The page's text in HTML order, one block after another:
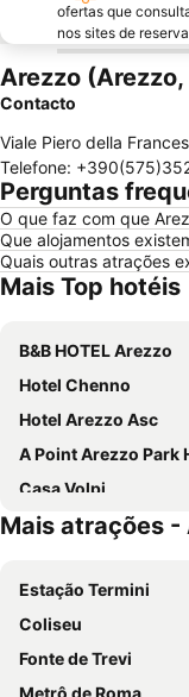
ofertas que
nos sites de
Arezzo
Contacto
Viale Piero della
Telefone:
Perguntas
O que faz com que
Que alojamentos
Quais outras atrações
Mais Top hotéis
B&B HOTEL Arezzo
Hotel Chenno
Hotel Arezzo Asc
A Point Arezzo Park
Casa Volpi
Toscana Verde
Vogue Hotel Arezzo
Palazzo Ninci
La Macine
Mais atrações -
Estação Termini
Coliseu
Fonte de Trevi
Metrô de Roma